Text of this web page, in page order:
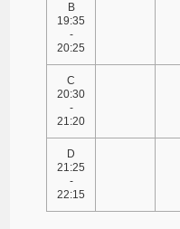
B
19:35
-
20:25
C
20:30
-
21:20
D
21:25
-
22:15